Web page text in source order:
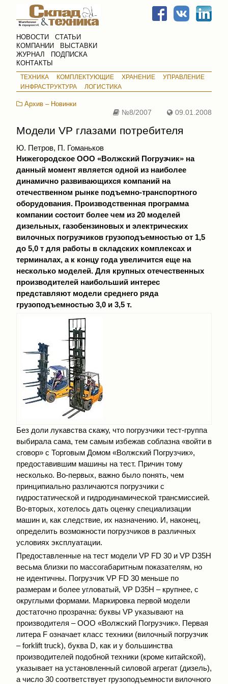
НОВОСТИ
СТАТЬИ
КОМПАНИИ
ВЫСТАВКИ
ЖУРНАЛ
ПОДПИСКА
КОНТАКТЫ
ТЕХНИКА КОМПЛЕКТУЮЩИЕ ХРАНЕНИЕ
УПРАВЛЕНИЕ
ИНФРАСТРУКТУРА
ЛОГИСТИКА
Архив – Новинки
№8/2007
09.01.2008
Модели VP глазами потребителя
Ю. Петров, П. Гоманьков
Нижегородское ООО «Волжский Погрузчик» на
данный момент является одной из наиболее
динамично развивающихся компаний на
отечественном рынке подъемно-транспортного
оборудования. Производственная программа
компании состоит более чем из 20 моделей
дизельных, газобензиновых и электрических
вилочных погрузчиков грузоподъемностью от 1,5
до 5,0 т для работы в складских комплексах и
терминалах, а к концу года увеличится еще на
несколько моделей. Для крупных отечественных
производителей наибольший интерес
представляют модели среднего ряда
грузоподъемностью 3,0 и 3,5 т.
Без доли лукавства скажу, что погрузчики тест-группа
выбирала сама, тем самым избежав соблазна «войти в
сговор» с Торговым Домом «Волжский Погрузчик»,
предоставившим машины на тест. Причин тому
несколько. Во-первых, важно было понять, чем
принципиально различаются погрузчики с
гидростатической и гидродинамической трансмиссией.
Во-вторых, хотелось дать оценку специализации
машин и, как следствие, их назначению. И, наконец,
определить возможности погрузчиков в различных
условиях эксплуатации.
Предоставленные на тест модели VP FD 30 и VP D35Н
весьма близки по массогабаритным показателям, но
не идентичны. Погрузчик VP FD 30 меньше по
размерам и более угловатый, VP D35Н – крупнее, с
округлыми формами. Маркировка первой модели
достаточно прозрачна: буквы VP указывают на
производителя – ООО «Волжский Погрузчик». Первая
литера F означает класс техники (вилочный погрузчик
– forklift truck), буква D, как и у большинства
производителей подобной техники (кроме китайской),
указывает на установленный силовой агрегат (дизель),
а число 30 соответствует грузоподъемности вилочного